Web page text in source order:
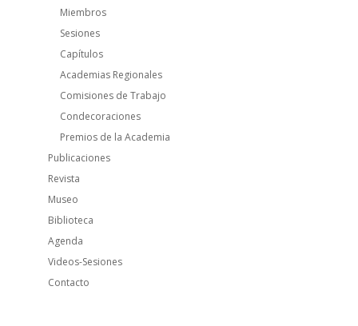
Miembros
Sesiones
Capítulos
Academias Regionales
Comisiones de Trabajo
Condecoraciones
Premios de la Academia
Publicaciones
Revista
Museo
Biblioteca
Agenda
Videos-Sesiones
Contacto